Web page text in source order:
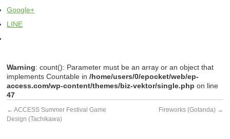
Google+
LINE
Warning: count(): Parameter must be an array or an object that
implements Countable in/home/users/0/epocket/web/ep-
access.com/wp-content/themes/biz-vektor/single.php on line
47
← ACCESS Summer Festival Game
Design (Tachikawa)
Fireworks (Gotanda) →